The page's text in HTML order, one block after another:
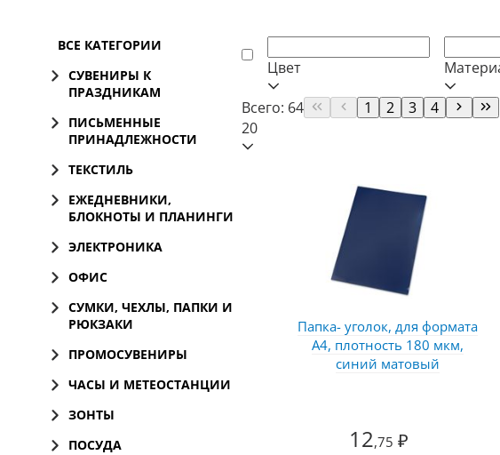
ВСЕ КАТЕГОРИИ
СУВЕНИРЫ К
ПРАЗДНИКАМ
ПИСЬМЕННЫЕ
ПРИНАДЛЕЖНОСТИ
ТЕКСТИЛЬ
ЕЖЕДНЕВНИКИ,
БЛОКНОТЫ И ПЛАНИНГИ
ЭЛЕКТРОНИКА
ОФИС
СУМКИ, ЧЕХЛЫ, ПАПКИ И
РЮКЗАКИ
ПРОМОСУВЕНИРЫ
ЧАСЫ И МЕТЕОСТАНЦИИ
ЗОНТЫ
ПОСУДА
Цвет
Всего: 64 1 2 3
4
20
Папка- уголок, для формата
А4, плотность 180 мкм,
синий матовый
12,75 ₽